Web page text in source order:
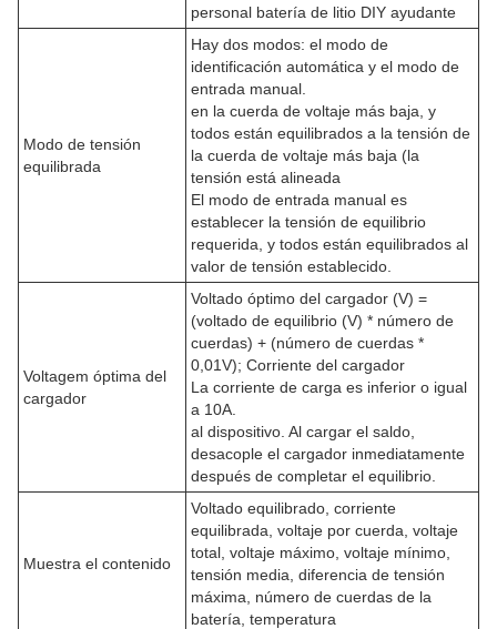
personal batería de litio DIY ayudante
Modo de tensión
equilibrada
Hay dos modos: el modo de
identificación automática y el modo de
entrada manual.
en la cuerda de voltaje más baja, y
todos están equilibrados a la tensión de
la cuerda de voltaje más baja (la
tensión está alineada
El modo de entrada manual es
establecer la tensión de equilibrio
requerida, y todos están equilibrados al
valor de tensión establecido.
Voltagem óptima del
cargador
Voltado óptimo del cargador (V) =
(voltado de equilibrio (V) * número de
cuerdas) + (número de cuerdas *
0,01V); Corriente del cargador
La corriente de carga es inferior o igual
a 10A.
al dispositivo. Al cargar el saldo,
desacople el cargador inmediatamente
después de completar el equilibrio.
Muestra el contenido
Voltado equilibrado, corriente
equilibrada, voltaje por cuerda, voltaje
total, voltaje máximo, voltaje mínimo,
tensión media, diferencia de tensión
máxima, número de cuerdas de la
batería, temperatura